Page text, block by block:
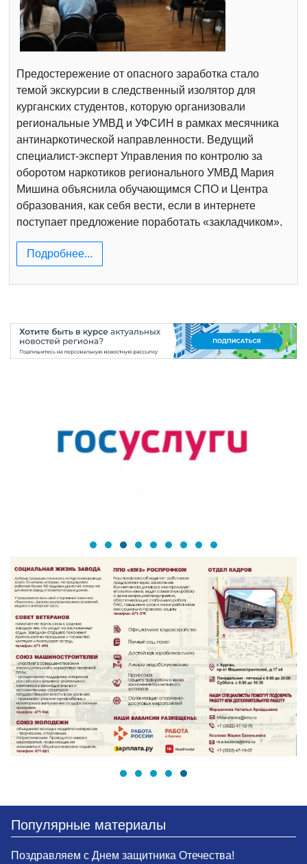
Предостережение от опасного заработка стало
темой экскурсии в следственный изолятор для
курганских студентов, которую организовали
региональные УМВД и УФСИН в рамках месячника
антинаркотической направленности. Ведущий
специалист-эксперт Управления по контролю за
оборотом наркотиков регионального УМВД Мария
Мишина объяснила обучающимся СПО и Центра
образования, как себя вести, если в интернете
поступает предложение поработать «закладчиком».
Подробнее...
Популярные материалы
Поздравляем с Днем защитника Отечества!